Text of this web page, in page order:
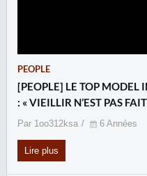
PEOPLE
[PEOPLE] LE TOP MODEL
: « VIEILLIR N’EST PAS
Par 1oo312ksa 6 Années
Lire plus